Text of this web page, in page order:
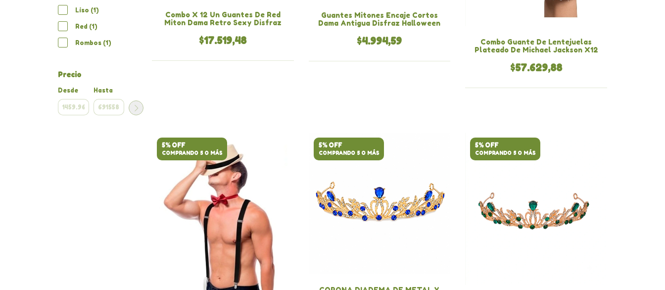
Liso (1)
Red (1)
Rombos (1)
Precio
Desde Hasta
Combo X 12 Un Guantes De Red
Miton Dama Retro Sexy Disfraz
$17.519,48
Guantes Mitones Encaje Cortos
Dama Antigua Disfraz Halloween
$4.994,59
Combo Guante De Lentejuelas
Plateado De Michael Jackson X12
$57.629,88
5% OFF
COMPRANDO 5 O MÁS
5% OFF
COMPRANDO 5 O MÁS
5% OFF
COMPRANDO 5 O MÁS